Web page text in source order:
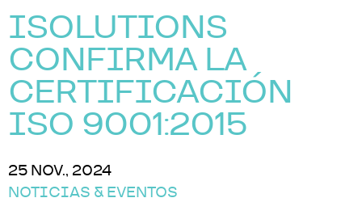
ISOLUTIONS
CONFIRMA LA
CERTIFICACIÓN
ISO 9001:2015
25 NOV., 2024
NOTICIAS & EVENTOS